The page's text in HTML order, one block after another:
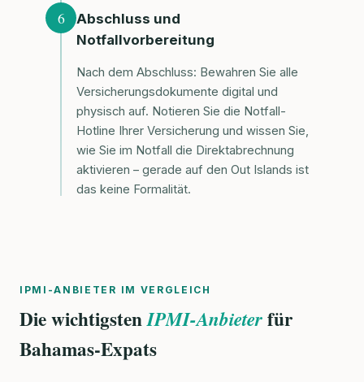
6
Abschluss und
Notfallvorbereitung
Nach dem Abschluss: Bewahren Sie alle
Versicherungsdokumente digital und
physisch auf. Notieren Sie die Notfall-
Hotline Ihrer Versicherung und wissen Sie,
wie Sie im Notfall die Direktabrechnung
aktivieren – gerade auf den Out Islands ist
das keine Formalität.
IPMI-ANBIETER IM VERGLEICH
Die wichtigstenIPMI-Anbieterfür
Bahamas-Expats